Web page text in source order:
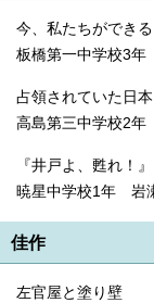
今、私たちができる
板橋第一中学校3
占領されていた日本
高島第三中学校2
『井戸よ、甦れ！
暁星中学校1年
佳作
左官屋と塗り壁